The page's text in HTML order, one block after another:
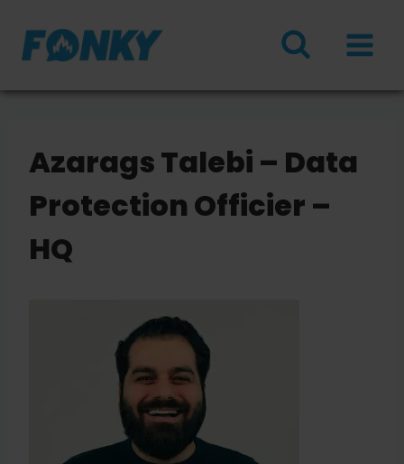
naar
inhoud
Azarags Talebi – Data
Protection Officier –
HQ